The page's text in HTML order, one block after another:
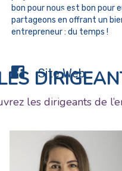
bon pour nous est bon pour
partageons en offrant un
entrepreneur : du temps !
Site Web
les dirigeants de